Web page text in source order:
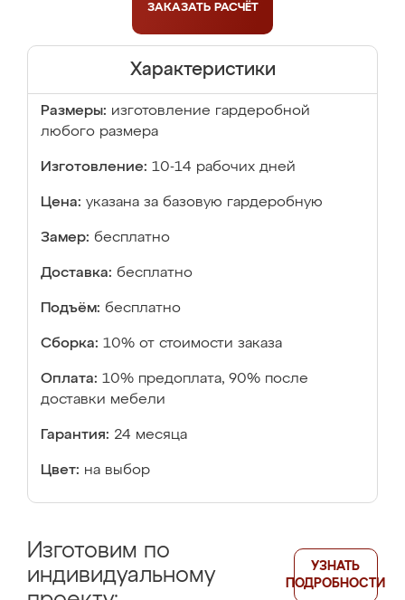
ЗАКАЗАТЬ РАСЧЁТ
Характеристики
Размеры: изготовление гардеробной
любого размера
Изготовление: 10-14 рабочих дней
Цена: указана за базовую гардеробную
Замер: бесплатно
Доставка: бесплатно
Подъём: бесплатно
Сборка: 10% от стоимости заказа
Оплата: 10% предоплата, 90% после
доставки мебели
Гарантия: 24 месяца
Цвет: на выбор
Изготовим по
индивидуальному
УЗНАТЬ
ПОДРОБНОСТИ